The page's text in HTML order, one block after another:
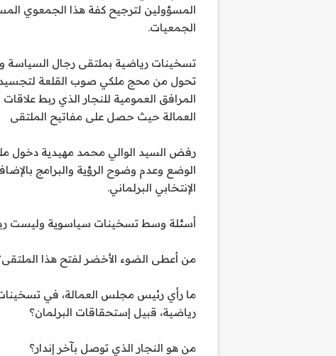
المسؤولين لترجيح كفة هذا الجمعوي
الجمعيات.
تسخينات رياضية بملتقى رجال السياسة
تحول من محج ملكي صوب القلعة لتجسيد
المرافق العمومية للنجار الذي ربط
العمالة حيث حصل على مفاتيح الملتقى
رفض السيد الوالي محمد مهيدية دخول
الوضع وعدم وضوح الرؤية والبرامج
الإنتخابي البرلماني.
أسئلة وسط تسخينات سياسوية وليست
من أعطى الضوء الأخضر لفتح هذا
ما رأي رئيس مجلس العمالة، في
رياضية، قبيل إستحقاقات البرلمان؟
من هو النجار الذي توصل بآخر إندار؟